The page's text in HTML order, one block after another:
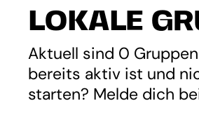
LOKALE
Aktuell sind 0
bereits aktiv ist und
starten? Melde dich